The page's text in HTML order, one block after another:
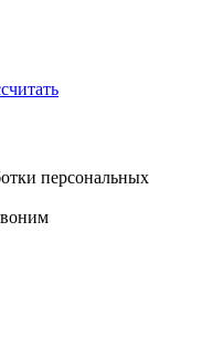
персональных